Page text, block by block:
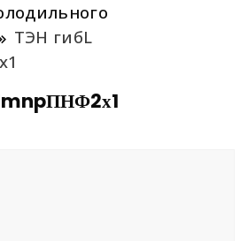
ТЭН гибL